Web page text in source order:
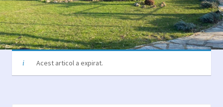
Acest articol a expirat.